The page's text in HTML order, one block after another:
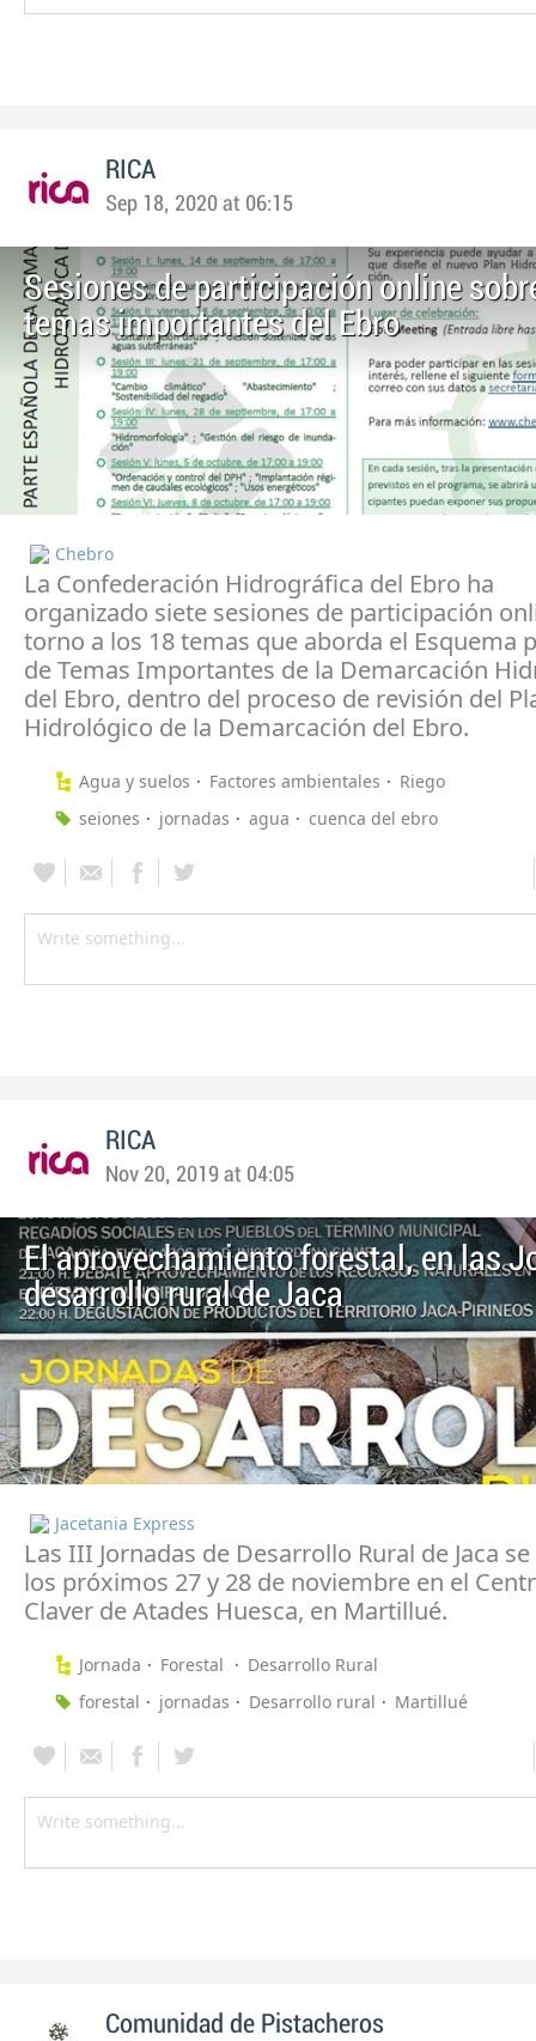
RICA
Sep 18, 2020 at 06:15
Sesiones de participación online
temas importantes del Ebro
Chebro
La Confederación Hidrográfica del Ebro ha
organizado siete sesiones de participación
torno a los 18 temas que aborda el Esquema
de Temas Importantes de la Demarcación
del Ebro, dentro del proceso de revisión del
Hidrológico de la Demarcación del Ebro.
Agua y suelos Factores ambientales
Riego
seiones
jornadas agua cuenca del ebro
RICA
Nov 20, 2019 at 04:05
El aprovechamiento forestal, en las
desarrollo rural de Jaca
Jacetania Express
Las III Jornadas de Desarrollo Rural de Jaca
los próximos 27 y 28 de noviembre en el
Claver de Atades Huesca, en Martillué.
Jornada Forestal
Desarrollo Rural
forestal
jornadas Desarrollo rural Martillué
Comunidad de Pistacheros